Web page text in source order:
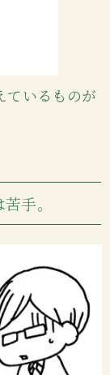
ているものが
手。